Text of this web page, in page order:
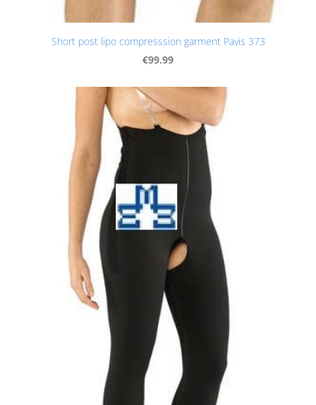
Short post lipo compresssion garment Pavis 373
€99.99